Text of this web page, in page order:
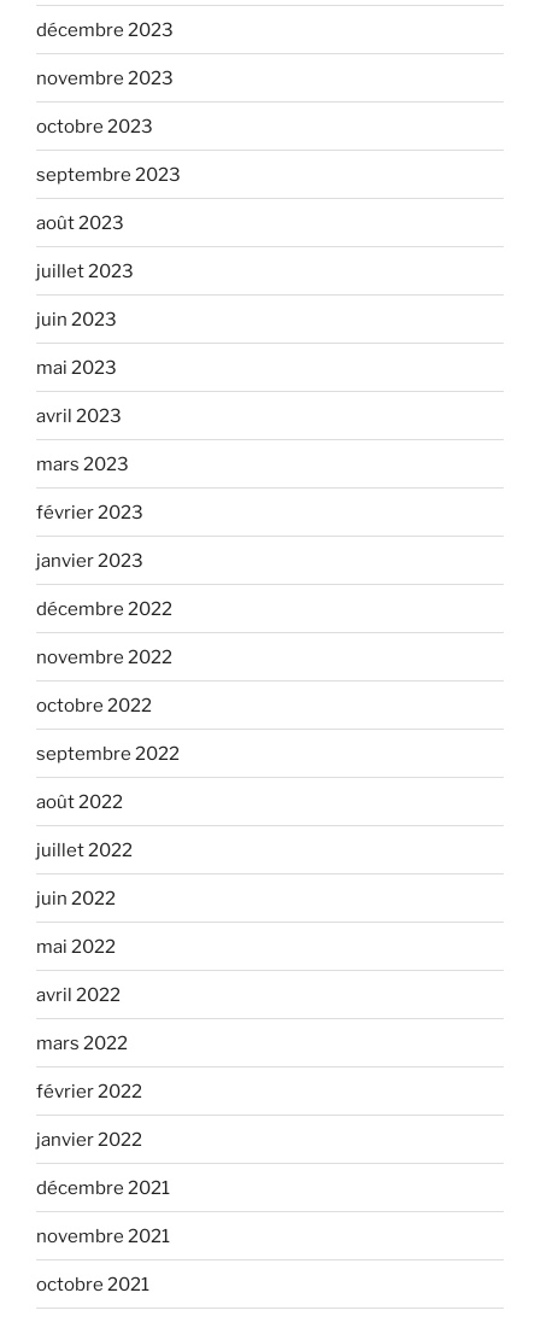
décembre 2023
novembre 2023
octobre 2023
septembre 2023
août 2023
juillet 2023
juin 2023
mai 2023
avril 2023
mars 2023
février 2023
janvier 2023
décembre 2022
novembre 2022
octobre 2022
septembre 2022
août 2022
juillet 2022
juin 2022
mai 2022
avril 2022
mars 2022
février 2022
janvier 2022
décembre 2021
novembre 2021
octobre 2021